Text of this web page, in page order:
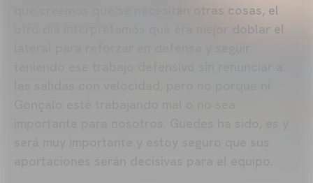
que creemos que se necesitan otras cosas, el
otro día interpretamos que era mejor doblar el